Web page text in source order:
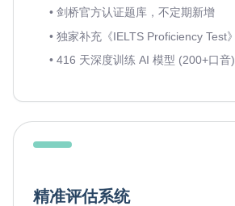
• 剑桥官方认证题库，不定期新增
• 独家补充《IELTS Proficiency Test》
• 416 天深度训练 AI 模型 (200+口音)
精准评估系统